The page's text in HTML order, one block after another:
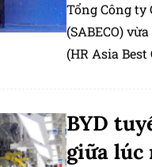
Tổng Công ty
(SABECO)
(HR Asia
BYD
giữa lúc